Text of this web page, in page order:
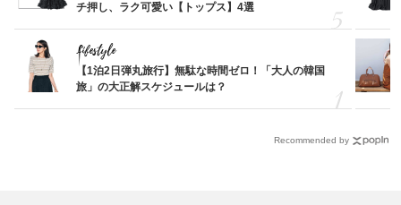
チ押し、ラク可愛い【トップス】4選
Lifestyle
【1泊2日弾丸旅行】無駄な時間ゼロ！「大人の韓国
旅」の大正解スケジュールは？
Recommended by